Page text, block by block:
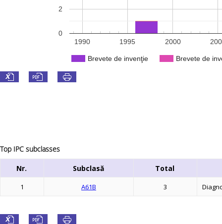
Brevete de invenţie Brevete de
1990 1995 2000
0
2
Top IPC subclasses
Nr. Subclasă Total
1 A61B 3